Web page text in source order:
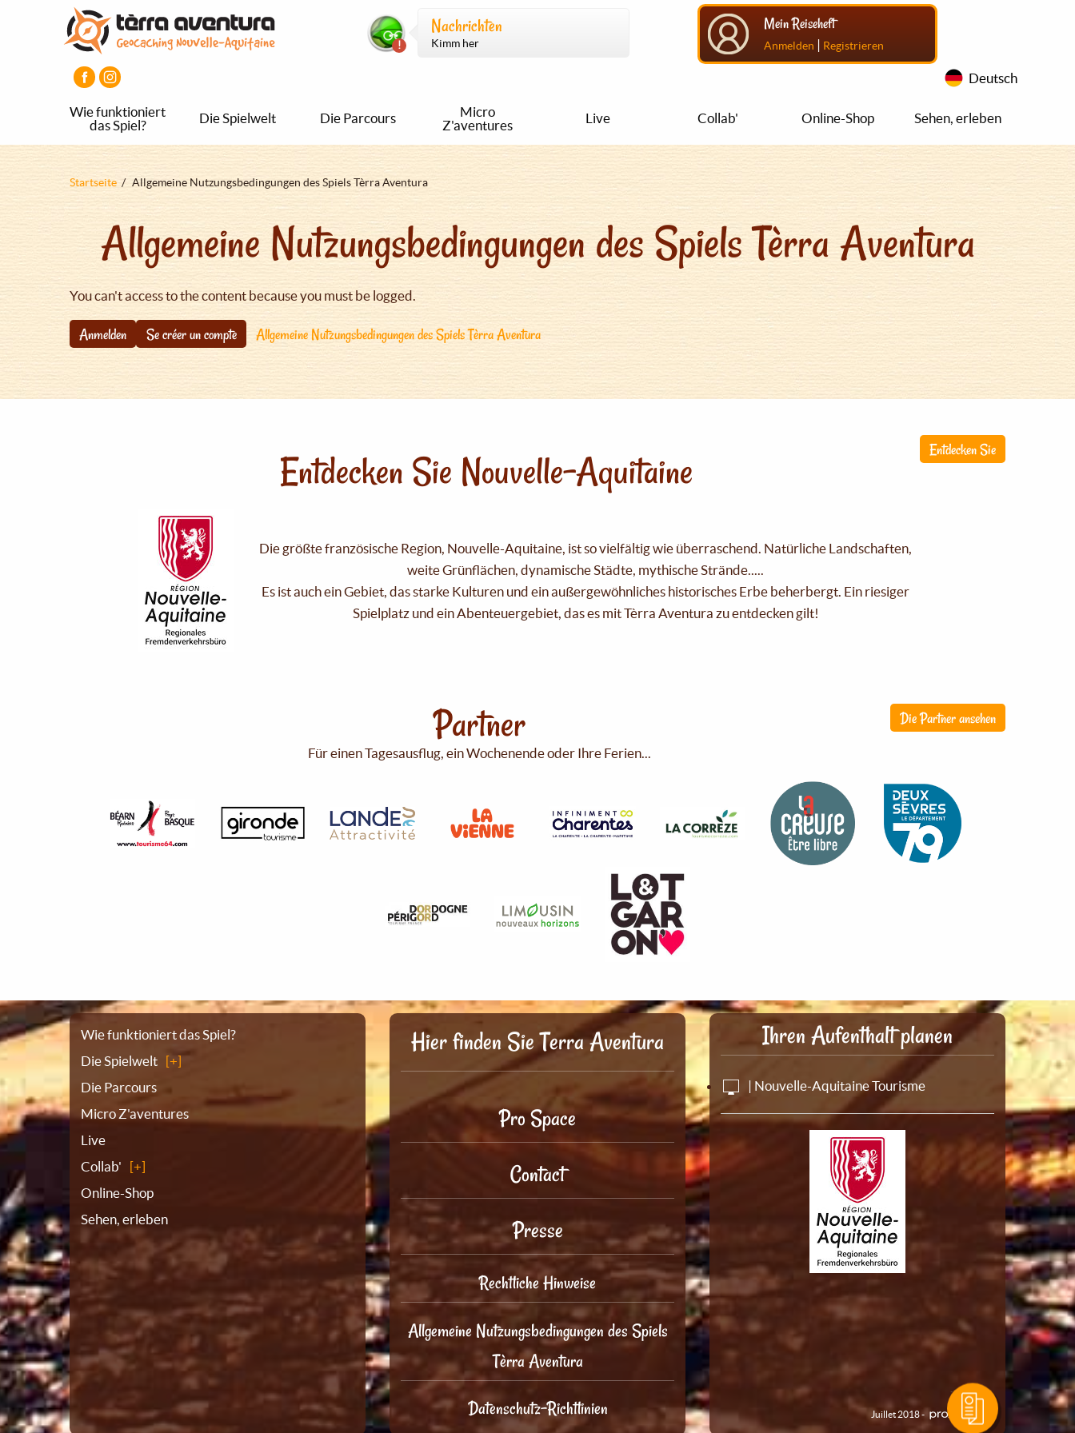
Nachrichten
Kimm her
Mein Reiseheft
Anmelden | Registrieren
Deutsch
Wie funktioniert
das Spiel?
Die Spielwelt Die Parcours
Micro
Z'aventures
Live Collab' Online-Shop Sehen, erleben
Pfadnavigation
Startseite Allgemeine Nutzungsbedingungen des Spiels Tèrra Aventura
Allgemeine Nutzungsbedingungen des Spiels Tèrra Aventura
You can't access to the content because you must be logged.
Anmelden Se créer un compte Allgemeine Nutzungsbedingungen des Spiels Tèrra Aventura
Entdecken Sie
Entdecken Sie Nouvelle-Aquitaine
Die größte französische Region, Nouvelle-Aquitaine, ist so vielfältig wie überraschend. Natürliche Landschaften,
weite Grünflächen, dynamische Städte, mythische Strände.....
Es ist auch ein Gebiet, das starke Kulturen und ein außergewöhnliches historisches Erbe beherbergt. Ein riesiger
Spielplatz und ein Abenteuergebiet, das es mit Tèrra Aventura zu entdecken gilt!
Die Partner ansehen
Partner
Für einen Tagesausflug, ein Wochenende oder Ihre Ferien...
Sitemap
Wie funktioniert das Spiel?
Die Spielwelt
Die Parcours
Micro Z'aventures
Live
Collab'
Online-Shop
Sehen, erleben
Hier finden Sie Terra Aventura
Pro Space
Contact
Presse
Rechtliche Hinweise
Allgemeine Nutzungsbedingungen des Spiels
Tèrra Aventura
Datenschutz-Richtlinien
Ihren Aufenthalt planen
| Nouvelle-Aquitaine Tourisme
Juillet 2018 -